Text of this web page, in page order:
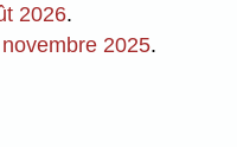
2026.
2025.